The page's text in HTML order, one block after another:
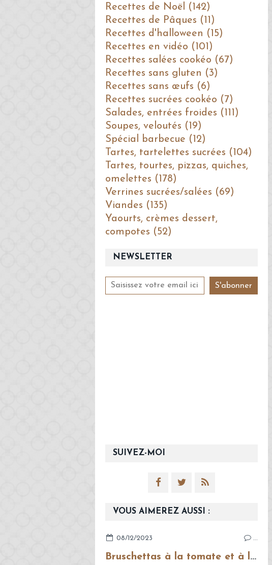
NEWSLETTER
SUIVEZ-MOI
VOUS AIMEREZ AUSSI :
08/12/2023 …
Bruschettas à la tomate et à la mozzarella
Recettes de Noël (142)
Recettes de Pâques (11)
Recettes d'halloween (15)
Recettes en vidéo (101)
Recettes salées cookéo (67)
Recettes sans gluten (3)
Recettes sans œufs (6)
Recettes sucrées cookéo (7)
Salades, entrées froides (111)
Soupes, veloutés (19)
Spécial barbecue (12)
Tartes, tartelettes sucrées (104)
Tartes, tourtes, pizzas, quiches,
omelettes (178)
Verrines sucrées/salées (69)
Viandes (135)
Yaourts, crèmes dessert,
compotes (52)